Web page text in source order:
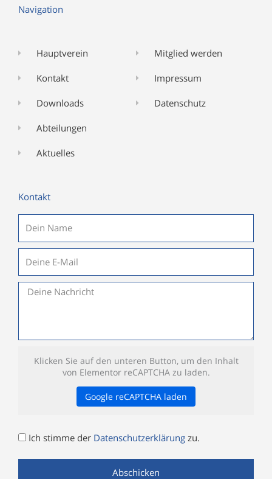
Navigation
Hauptverein
Kontakt
Downloads
Abteilungen
Aktuelles
Mitglied werden
Impressum
Datenschutz
Kontakt
Name
Nachricht
Klicken Sie auf den unteren Button, um den Inhalt
von Elementor reCAPTCHA zu laden.
Google reCAPTCHA laden
Datenschutz
Ich stimme der Datenschutzerklärung zu.
Abschicken